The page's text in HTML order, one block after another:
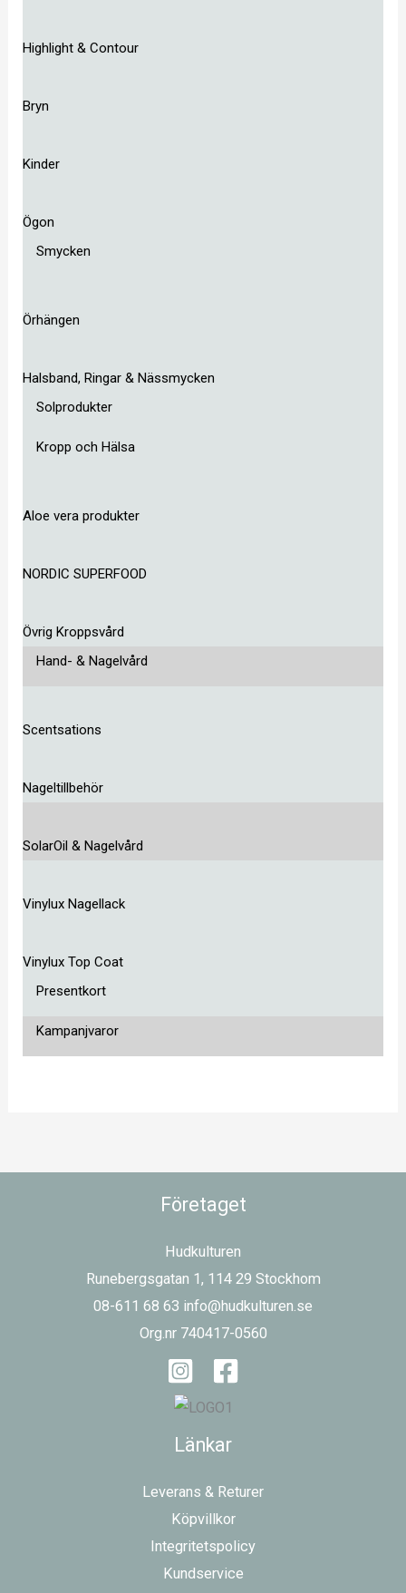
Highlight & Contour
Bryn
Kinder
Ögon
Smycken
Örhängen
Halsband, Ringar & Nässmycken
Solprodukter
Kropp och Hälsa
Aloe vera produkter
NORDIC SUPERFOOD
Övrig Kroppsvård
Hand- & Nagelvård
Scentsations
Nageltillbehör
SolarOil & Nagelvård
Vinylux Nagellack
Vinylux Top Coat
Presentkort
Kampanjvaror
Företaget
Hudkulturen
Runebergsgatan 1, 114 29 Stockhom
08-611 68 63 info@hudkulturen.se
Org.nr 740417-0560
Länkar
Leverans & Returer
Köpvillkor
Integritetspolicy
Kundservice